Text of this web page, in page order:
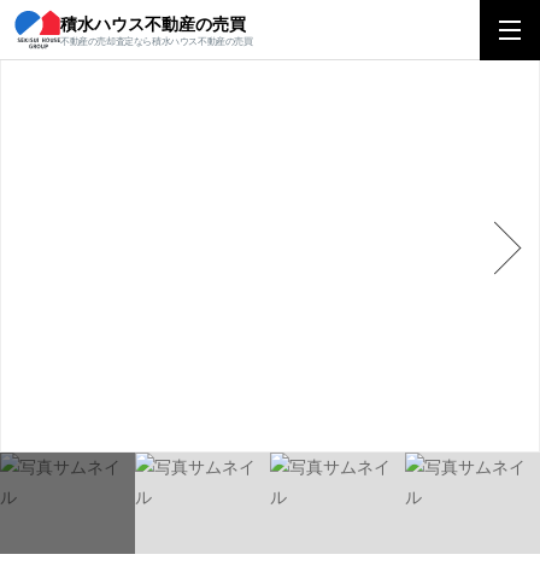
積水ハウス不動産の売買
不動産の売却査定なら積水ハウス不動産の売買
積水ハウス不動産の売買 関東エリアトップ